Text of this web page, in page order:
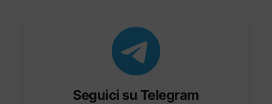
Seguici su Telegram